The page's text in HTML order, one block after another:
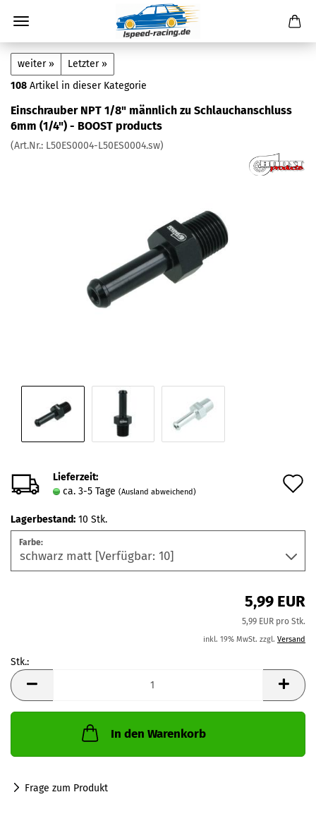
weiter »
Letzter »
108 Artikel in dieser Kategorie
Einschrauber NPT 1/8" männlich zu Schlauchanschluss
6mm (1/4") - BOOST products
(Art.Nr.: L50ES0004-L50ES0004.sw)
Lieferzeit:
ca. 3-5 Tage (Ausland abweichend)
Lagerbestand: 10 Stk.
Farbe:
5,99 EUR
5,99 EUR pro Stk.
inkl. 19% MwSt. zzgl. Versand
Stk.:
Stk.
In den Warenkorb
Frage zum Produkt